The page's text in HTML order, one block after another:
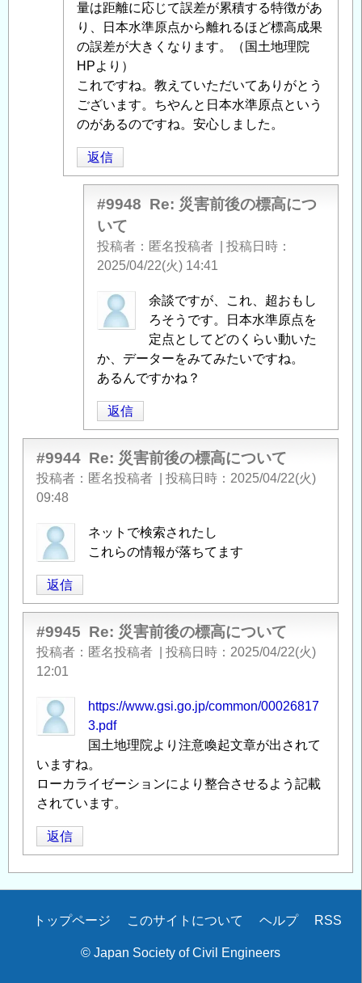
」
に
よ
る
「Re:
災
害
前
の
標
量は距離に応じて誤差が累積する特徴があ
り、日本水準原点から離れるほど標高成果
の誤差が大きくなります。（国土地理院
HPより）
これですね。教えていただいてありがとう
ございます。ちやんと日本水準原点という
のがあるのですね。安心しました。
返信
#9948 Re: 災害前後の標高につ
いて
投稿者 匿名投稿者
投稿日時
2025/04/22(火) 14:41
匿
名
稿
者
よ
る
「Re:
災
後
の
に
つ
い
の
返
信
余談ですが、これ、超おもし
ろそうです。日本水準原点を
定点としてどのくらい動いた
か、データーをみてみたいですね。
あるんですかね？
返信
#9944 Re: 災害前後の標高について
投稿者 匿名投稿者 投稿日時
2025/04/22(火)
09:48
ネットで検索されたし
これらの情報が落ちてます
返信
#9945 Re: 災害前後の標高について
投稿者 匿名投稿者 投稿日時
2025/04/22(火)
12:01
https://www.gsi.go.jp/common/00026817
3.pdf
国土地理院より注意喚起文章が出されて
いますね。
ローカライゼーションにより整合させるよう記載
されています。
返信
Secondary
トップページ このサイトについて ヘルプ RSS
© Japan Society of Civil Engineers